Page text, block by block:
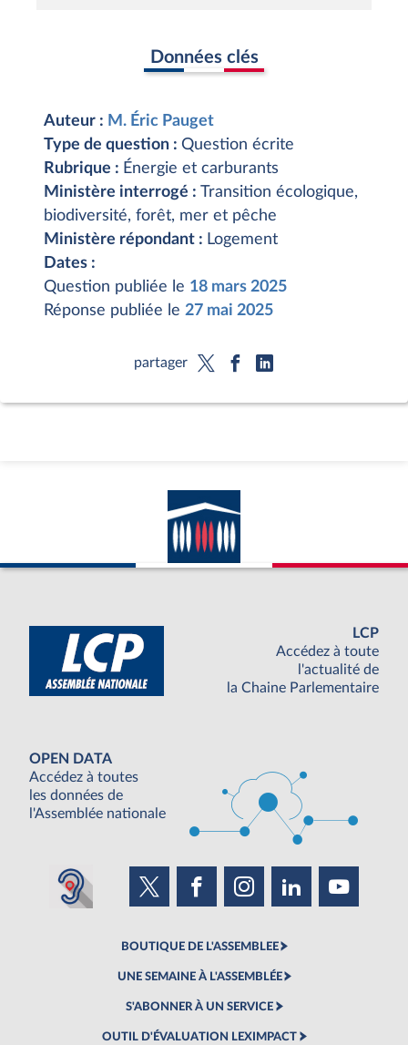
Données clés
Auteur : M. Éric Pauget
Type de question : Question écrite
Rubrique : Énergie et carburants
Ministère interrogé : Transition écologique,
biodiversité, forêt, mer et pêche
Ministère répondant : Logement
Dates :
Question publiée le 18 mars 2025
Réponse publiée le 27 mai 2025
partager
LCP
Accédez à toute
l'actualité de
la Chaine Parlementaire
OPEN DATA
Accédez à toutes
les données de
l'Assemblée nationale
BOUTIQUE DE L'ASSEMBLEE
UNE SEMAINE À L'ASSEMBLÉE
S'ABONNER À UN SERVICE
OUTIL D'ÉVALUATION LEXIMPACT